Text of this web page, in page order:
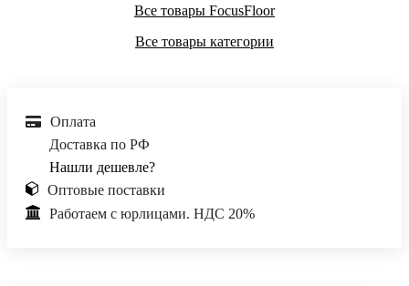
Все товары FocusFloor
Все товары категории
Оплата
Доставка по РФ
Нашли дешевле?
Оптовые поставки
Работаем с юрлицами. НДС 20%